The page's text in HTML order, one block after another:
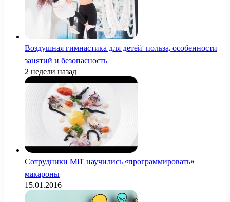
Воздушная гимнастика для детей: польза, особенности
занятий и безопасность
2 недели назад
Сотрудники MIT научились «программировать»
макароны
15.01.2016